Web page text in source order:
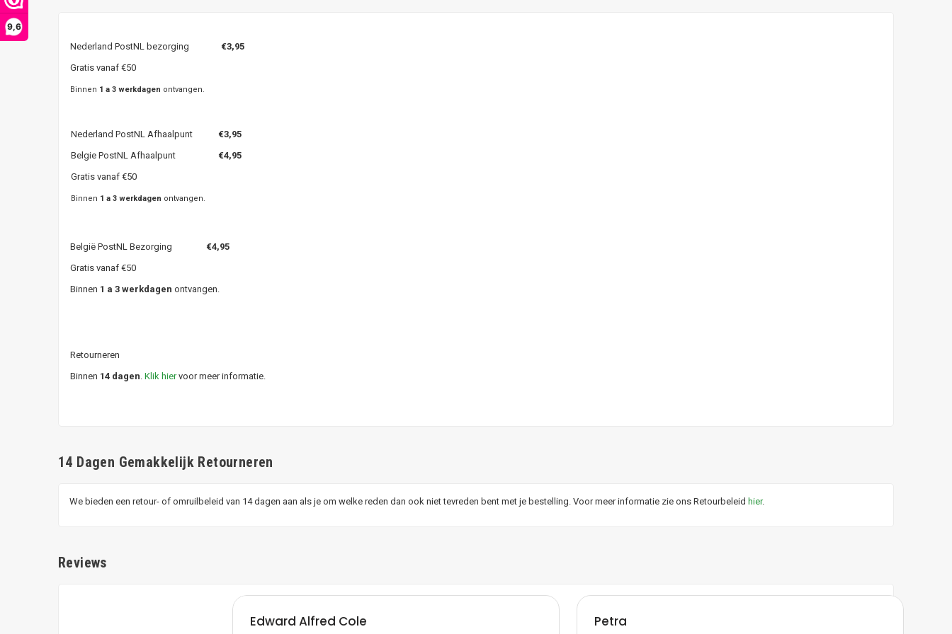
9,6
Nederland PostNL bezorging €3,95
Gratis vanaf €50
Binnen 1 a 3 werkdagen ontvangen.
Nederland PostNL Afhaalpunt €3,95
Belgie PostNL Afhaalpunt
€4,95
Gratis vanaf €50
Binnen 1 a 3 werkdagen ontvangen.
België PostNL Bezorging €4,95
Gratis vanaf €50
Binnen 1 a 3 werkdagen ontvangen.
Retourneren
Binnen 14 dagen. Klik hiervoor meer informatie.
14 Dagen Gemakkelijk Retourneren
We bieden een retour- of omruilbeleid van 14 dagen aan als je om welke reden dan ook niet tevreden bent met je bestelling. Voor meer informatie zie ons Retourbeleid hier.
Reviews